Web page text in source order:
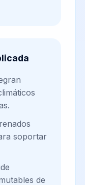
soportar
de